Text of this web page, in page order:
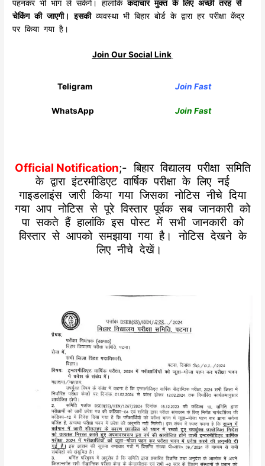
पहनकर भी भाग ले सकेंगे। हालांकिकदाचार मुक्त के लिए अच्छी तरह से
चेकिंग की जाएगी। इसकीव्यवस्था भी बिहार बोर्ड के द्वारा हर परीक्षा केंद्र
पर किया गया है।
Join Our Social Link
Teligram Join Fast
WhatsApp Join Fast
Official Notification;- बिहार विद्यालय परीक्षा समिति
के द्वारा इंटरमीडिएट वार्षिक परीक्षा के लिए नई
गाइडलाइंस जारी किया गया जिसका नोटिस नीचे दिया
गया आप नोटिस से पूरे विस्तार पूर्वक सब जानकारी को
पा सकते हैं हालांकि इस पोस्ट में सभी जानकारी को
विस्तार से आपको समझाया गया है। नोटिस देखने के
लिए नीचे देखें।